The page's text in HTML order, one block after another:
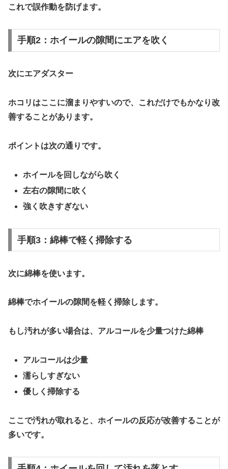
これで誤作動を防げます。
手順2：ホイールの隙間にエアを吹く
次にエアダスター
ホコリはここに溜まりやすいので、これだけでもかなり改
善することがあります。
ポイントは次の通りです。
ホイールを回しながら吹く
左右の隙間に吹く
強く吹きすぎない
手順3：綿棒で軽く掃除する
次に綿棒を使います。
綿棒でホイールの隙間を軽く掃除します。
もし汚れが多い場合は、 アルコールを少量つけた綿棒
アルコールは少量
濡らしすぎない
優しく掃除する
ここで汚れが取れると、ホイールの反応が改善することが
多いです。